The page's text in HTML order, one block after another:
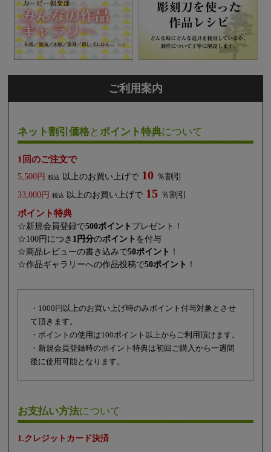
ご利用案内
ネット割引価格とポイント特典について
1回のご注文で
5,500円 税込 以上のお買い上げで 10 ％割引
33,000円
税込 以上のお買い上げで 15 ％割引
ポイント特典
☆新規会員登録で500ポイント プレゼント！
☆100円につき 1円分のポイント を付与
☆商品レビューの書き込みで50ポイント ！
☆作品ギャラリーへの作品投稿で50ポイント ！
・1000円以上のお買い上げ時のみポイント付与対象とさせ
て頂きます。
・ポイントの使用は100ポイント以上からご利用頂けます。
・新規会員登録時のポイント特典は初回ご購入から一週間
後に使用可能となります。
お支払い方法について
1.クレジットカード決済